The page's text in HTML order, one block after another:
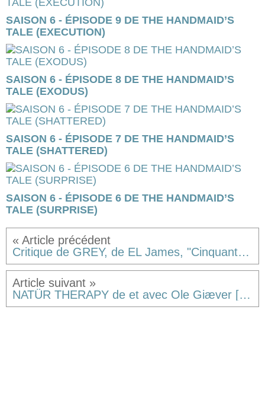
SAISON 6 - ÉPISODE 9 DE THE HANDMAID’S
TALE (EXECUTION)
SAISON 6 - ÉPISODE 8 DE THE HANDMAID’S
TALE (EXODUS)
SAISON 6 - ÉPISODE 7 DE THE HANDMAID’S
TALE (SHATTERED)
SAISON 6 - ÉPISODE 6 DE THE HANDMAID’S
TALE (SURPRISE)
Critique de GREY, de EL James, "Cinquante nuances de Grey par Christian"... Par sa queue.
NATÜR THERAPY de et avec Ole Giæver [critique]